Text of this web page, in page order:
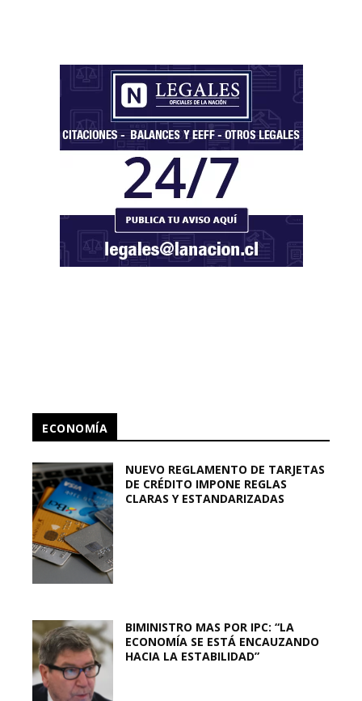
ECONOMÍA
NUEVO REGLAMENTO DE TARJETAS
DE CRÉDITO IMPONE REGLAS
CLARAS Y ESTANDARIZADAS
BIMINISTRO MAS POR IPC: “LA
ECONOMÍA SE ESTÁ ENCAUZANDO
HACIA LA ESTABILIDAD”